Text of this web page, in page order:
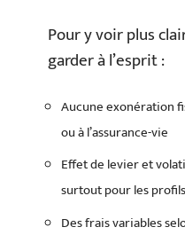
Pour y voir plus
garder à l’esprit :
Aucune exonération
ou à l’assurance-vie
Effet de levier et
surtout pour les
Des frais variables